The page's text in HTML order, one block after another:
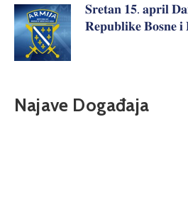
𝐒𝐫𝐞𝐭𝐚𝐧 𝟏𝟓. 𝐚𝐩𝐫𝐢𝐥
𝐑𝐞𝐩𝐮𝐛𝐥𝐢𝐤𝐞 𝐁𝐨𝐬𝐧𝐞 𝐢
Najave Događaja